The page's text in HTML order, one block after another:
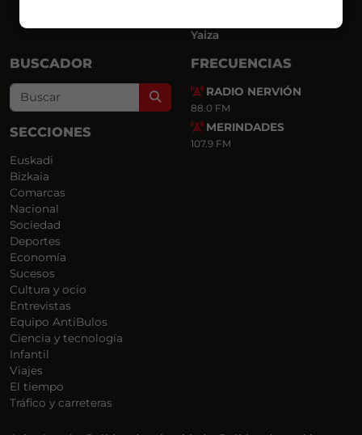
Yaiza
BUSCADOR
Search
SECCIONES
Euskadi
Bizkaia
Comarcas
Nacional
Sociedad
Deportes
Economía
Sucesos
Cultura y ocio
Entrevistas
Equipo AntiBulos
Ciencia y tecnología
Infantil
Viajes
El tiempo
Tráfico y carreteras
FRECUENCIAS
RADIO NERVIÓN
88.0 FM
MERINDADES
107.9 FM